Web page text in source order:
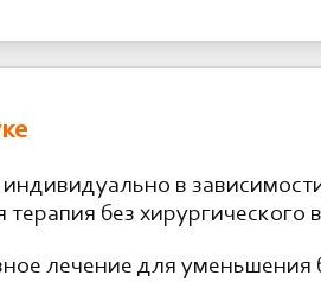
в
без хирургического
лечение для уменьшения